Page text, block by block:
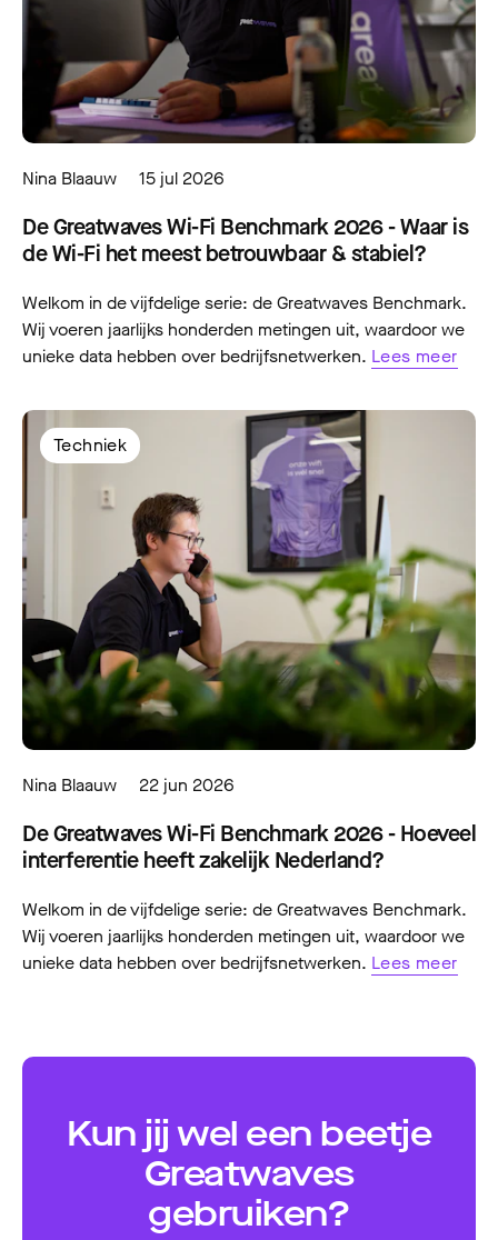
Nina Blaauw 15 jul 2026
De Greatwaves Wi-Fi Benchmark 2026 - Waar is
de Wi-Fi het meest betrouwbaar & stabiel?
Welkom in de vijfdelige serie: de Greatwaves Benchmark.
Wij voeren jaarlijks honderden metingen uit, waardoor we
unieke data hebben over bedrijfsnetwerken. Lees meer
Techniek
Nina Blaauw 22 jun 2026
De Greatwaves Wi-Fi Benchmark 2026 - Hoeveel
interferentie heeft zakelijk Nederland?
Welkom in de vijfdelige serie: de Greatwaves Benchmark.
Wij voeren jaarlijks honderden metingen uit, waardoor we
unieke data hebben over bedrijfsnetwerken. Lees meer
Kun jij wel een beetje
Greatwaves
gebruiken?